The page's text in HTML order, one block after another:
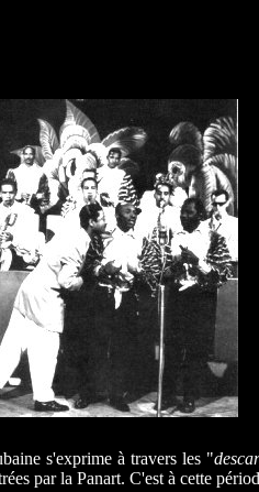
s'exprime à travers les "
par la Panart. C'est à cette